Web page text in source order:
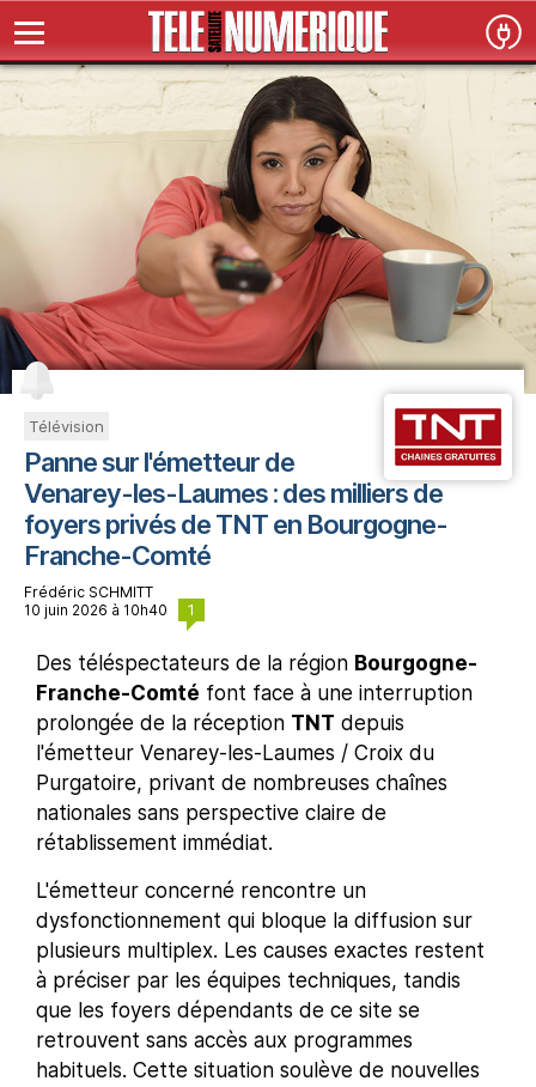
Télévision
Panne sur l'émetteur de
Venarey-les-Laumes : des milliers de
foyers privés de TNT en Bourgogne-
Franche-Comté
Frédéric SCHMITT
10 juin 2026 à 10h40
1
Des téléspectateurs de la région Bourgogne-
Franche-Comté font face à une interruption
prolongée de la réception TNT depuis
l'émetteur Venarey-les-Laumes / Croix du
Purgatoire, privant de nombreuses chaînes
nationales sans perspective claire de
rétablissement immédiat.
L'émetteur concerné rencontre un
dysfonctionnement qui bloque la diffusion sur
plusieurs multiplex. Les causes exactes restent
à préciser par les équipes techniques, tandis
que les foyers dépendants de ce site se
retrouvent sans accès aux programmes
habituels. Cette situation soulève de nouvelles